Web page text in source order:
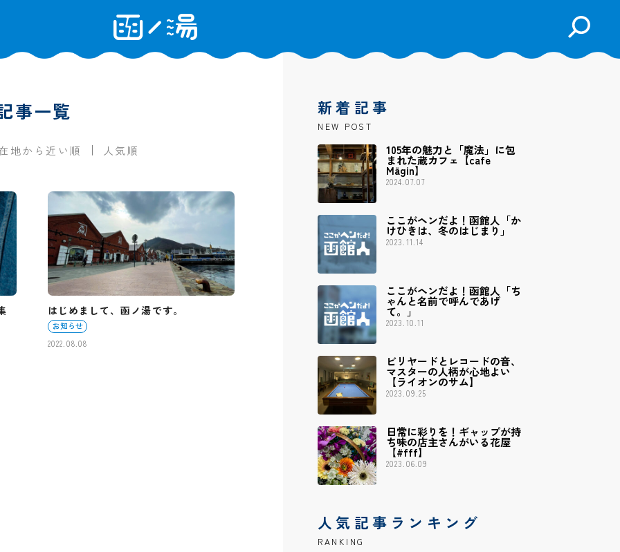
検
を
事一覧
地から近い順 人気順
はじめまして、函ノ湯です。
お知らせ
2022.08.08
新着記事
NEW POST
105年の魅力と「魔法」に包
まれた蔵カフェ【cafe
Mägin】
2024.07.07
ここがヘンだよ！函館人「か
けひきは、冬のはじまり」
2023.11.14
ここがヘンだよ！函館人「ち
ゃんと名前で呼んであげ
て。」
2023.10.11
ビリヤードとレコードの音、
マスターの人柄が心地よい
【ライオンのサム】
2023.09.25
日常に彩りを！ギャップが持
ち味の店主さんがいる花屋
【#fff】
2023.06.09
人気記事ランキング
RANKING